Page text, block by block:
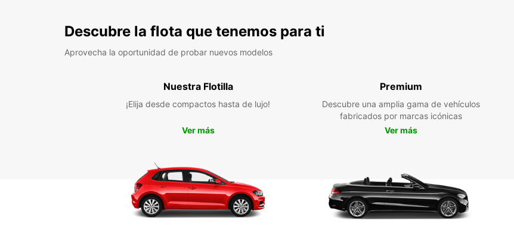
Descubre la flota que tenemos para ti
Aprovecha la oportunidad de probar nuevos modelos
Nuestra Flotilla
¡Elija desde compactos hasta de lujo!
Ver más
Premium
Descubre una amplia gama de vehículos
fabricados por marcas icónicas
Ver más